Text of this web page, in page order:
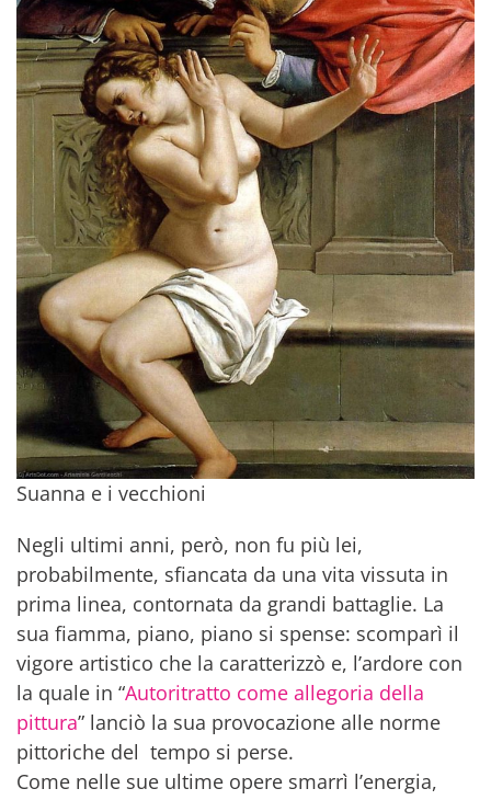
Suanna e i vecchioni
Negli ultimi anni, però, non fu più lei,
probabilmente, sfiancata da una vita vissuta in
prima linea, contornata da grandi battaglie. La
sua fiamma, piano, piano si spense: scomparì il
vigore artistico che la caratterizzò e, l’ardore con
la quale in “Autoritratto come allegoria della
pittura” lanciò la sua provocazione alle norme
pittoriche del tempo si perse.
Come nelle sue ultime opere smarrì l’energia,